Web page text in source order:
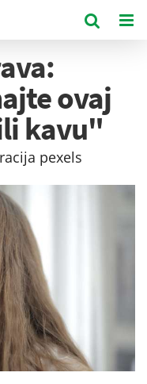
ovaj
kavu"
pexels